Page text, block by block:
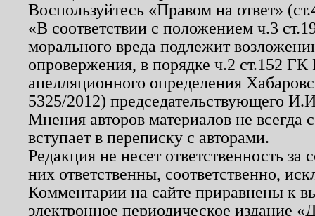
Воспользуйтесь «Правом на ответ»
«В соответствии с положением ч.3
морального вреда подлежит
опровержения, в порядке ч.2 ст.152
апелляционного определения
5325/2012) председательствующего
Мнения авторов материалов не
вступает в переписку с авторами.
Редакция не несет ответственность
них ответственны, соответственно,
Комментарии на сайте приравнены к
электронное периодическое издание